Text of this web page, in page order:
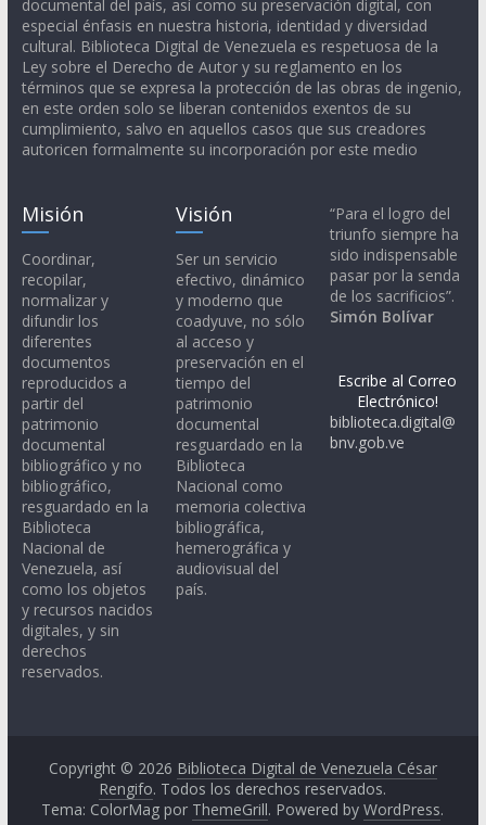
documental del país, así como su preservación digital, con
especial énfasis en nuestra historia, identidad y diversidad
cultural. Biblioteca Digital de Venezuela es respetuosa de la
Ley sobre el Derecho de Autor y su reglamento en los
términos que se expresa la protección de las obras de ingenio,
en este orden solo se liberan contenidos exentos de su
cumplimiento, salvo en aquellos casos que sus creadores
autoricen formalmente su incorporación por este medio
Misión
Coordinar,
recopilar,
normalizar y
difundir los
diferentes
documentos
reproducidos a
partir del
patrimonio
documental
bibliográfico y no
bibliográfico,
resguardado en la
Biblioteca
Nacional de
Venezuela, así
como los objetos
y recursos nacidos
digitales, y sin
derechos
reservados.
Visión
Ser un servicio
efectivo, dinámico
y moderno que
coadyuve, no sólo
al acceso y
preservación en el
tiempo del
patrimonio
documental
resguardado en la
Biblioteca
Nacional como
memoria colectiva
bibliográfica,
hemerográfica y
audiovisual del
país.
“Para el logro del
triunfo siempre ha
sido indispensable
pasar por la senda
de los sacrificios”.
Simón Bolívar
Escribe al Correo
Electrónico!
biblioteca.digital@
bnv.gob.ve
Copyright © 2026 Biblioteca Digital de Venezuela César
Rengifo. Todos los derechos reservados.
Tema: ColorMag por ThemeGrill. Powered byWordPress.